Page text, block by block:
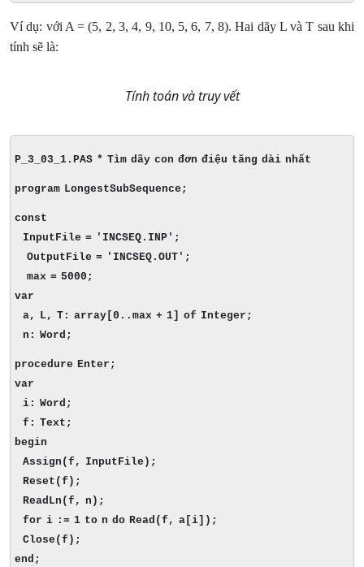
Ví dụ: với A = (5, 2, 3, 4, 9, 10, 5, 6, 7, 8). Hai dãy L và T sau khi
tính sẽ là:
Tính toán và truy vết
P_3_03_1.PAS * Tìm dãy con đơn điệu tăng dài nhất
program LongestSubSequence;
const
InputFile = 'INCSEQ.INP';
OutputFile = 'INCSEQ.OUT';
max = 5000;
var
a, L, T: array[0..max + 1] of Integer;
n: Word;
procedure Enter;
var
i: Word;
f: Text;
begin
Assign(f, InputFile);
Reset(f);
ReadLn(f, n);
for i := 1 to n do Read(f, a[i]);
Close(f);
end;